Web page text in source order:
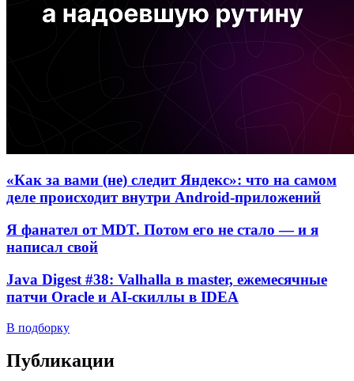
«Как за вами (не) следит Яндекс»: что на самом
деле происходит внутри Android-приложений
Я фанател от MDT. Потом его не стало — и я
написал свой
Java Digest #38: Valhalla в master, ежемесячные
патчи Oracle и AI-скиллы в IDEA
В подборку
Публикации